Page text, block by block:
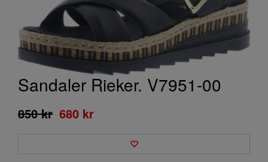
Sandaler Rieker. V7951-00
850 kr 680 kr